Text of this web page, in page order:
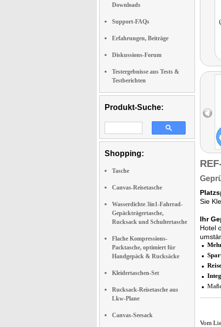
Downloads
Support-FAQs
Erfahrungen, Beiträge
Diskussions-Forum
Testergebnisse aus Tests &
Testberichten
Produkt-Suche:
Shopping:
Tasche
Canvas-Reisetasche
Wasserdichte 3in1-Fahrrad-
Gepäckträgertasche,
Rucksack und Schultertasche
Flache Kompressions-
Packtasche, optimiert für
Handgepäck & Rucksäcke
Kleidertaschen-Set
Rucksack-Reisetasche aus
Lkw-Plane
Canvas-Seesack
Sie
Ihr
Hotel
Vom